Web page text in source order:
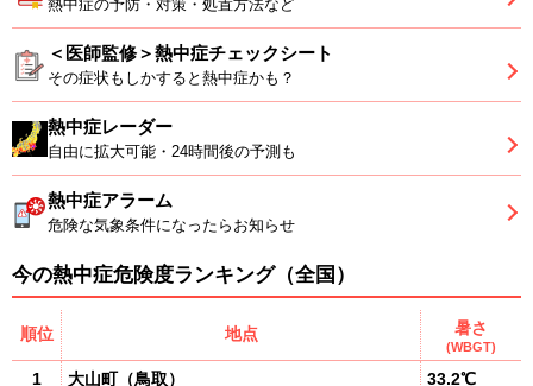
熱中症の予防・対策・処置方法など
＜医師監修＞熱中症チェックシート
その症状もしかすると熱中症かも？
熱中症レーダー
自由に拡大可能・24時間後の予測も
熱中症アラーム
危険な気象条件になったらお知らせ
今の熱中症危険度ランキング（全国）
順位 地点 暑さ
(WBGT)
1 大山町（鳥取） 33.2℃